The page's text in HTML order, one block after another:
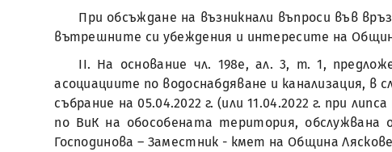
При обсъждане на възникнали въпроси във
вътрешните си убеждения и интересите на
ІІ. На основание чл. 198е, ал. 3, т. 1,
асоциациите по водоснабдяване и канализация,
събрание на 05.04.2022 г. (или 11.04.2022 г. при
по ВиК на обособената територия, обслужвана
Господинова – Заместник - кмет на Община